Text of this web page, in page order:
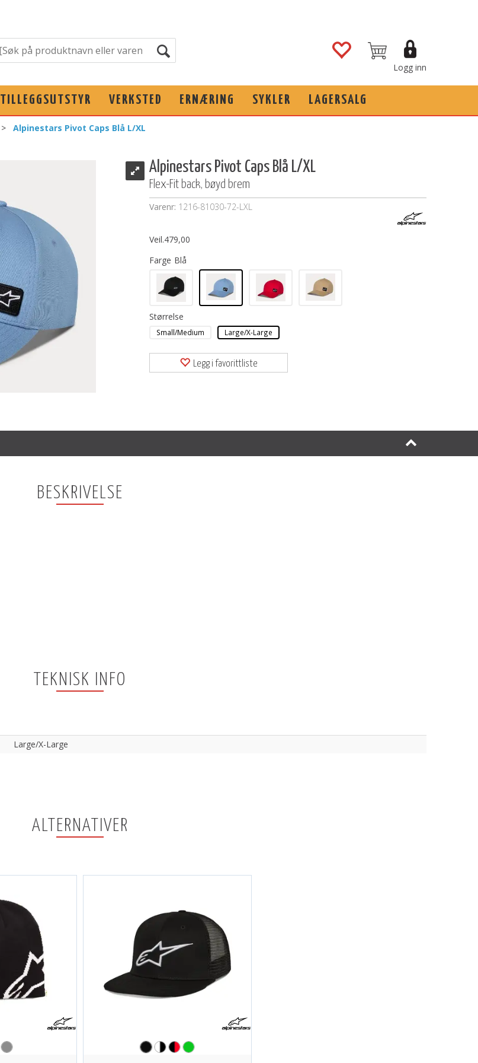
Logg inn
TILLEGGSUTSTYR VERKSTED ERNÆRING SYKLER LAGERSALG
> Alpinestars Pivot Caps Blå L/XL
Alpinestars Pivot Caps Blå L/XL
Flex-Fit back, bøyd brem
Varenr: 1216-81030-72-LXL
Veil.479,00
Farge Blå
Størrelse
Small/Medium Large/X-Large
Legg i favorittliste
BESKRIVELSE
TEKNISK INFO
Large/X-Large
ALTERNATIVER